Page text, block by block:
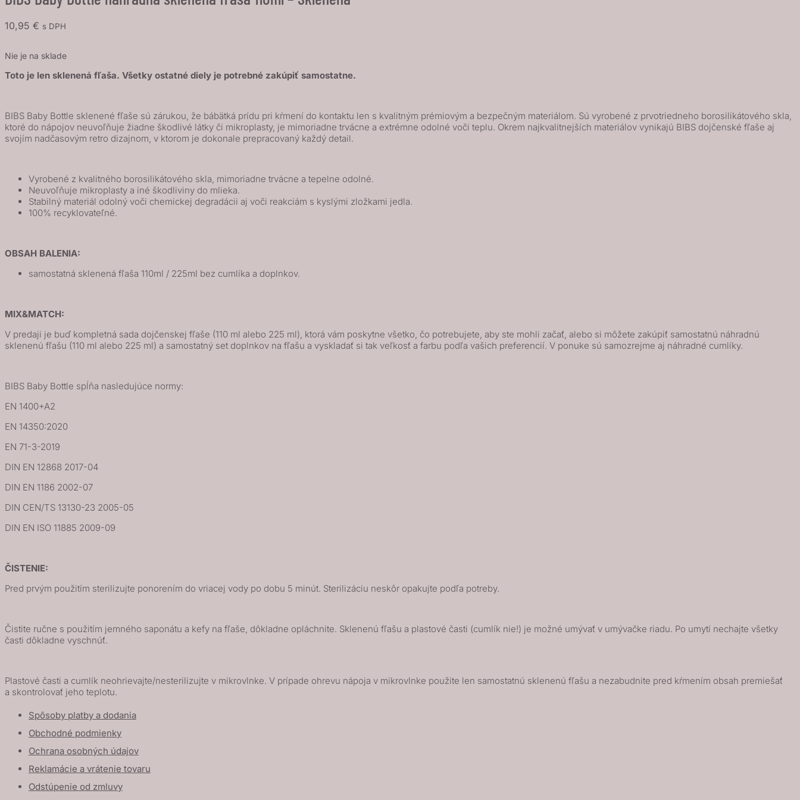
10,95 € s DPH
Nie je na sklade
Toto je len sklenená fľaša. Všetky ostatné diely je potrebné zakúpiť samostatne.
BIBS Baby Bottle sklenené fľaše sú zárukou, že bábätká prídu pri kŕmení do kontaktu len s kvalitným prémiovým a bezpečným materiálom. Sú vyrobené z prvotriedneho borosilikátového skla,
ktoré do nápojov neuvoľňuje žiadne škodlivé látky či mikroplasty, je mimoriadne trvácne a extrémne odolné voči teplu. Okrem najkvalitnejších materiálov vynikajú BIBS dojčenské fľaše aj
svojím nadčasovým retro dizajnom, v ktorom je dokonale prepracovaný každý detail.
Vyrobené z kvalitného borosilikátového skla, mimoriadne trvácne a tepelne odolné.
Neuvoľňuje mikroplasty a iné škodliviny do mlieka.
Stabilný materiál odolný voči chemickej degradácii aj voči reakciám s kyslými zložkami jedla.
100% recyklovateľné.
OBSAH BALENIA:
samostatná sklenená fľaša 110ml / 225ml bez cumlíka a doplnkov.
MIX&MATCH:
V predaji je buď kompletná sada dojčenskej fľaše (110 ml alebo 225 ml), ktorá vám poskytne všetko, čo potrebujete, aby ste mohli začať, alebo si môžete zakúpiť samostatnú náhradnú
sklenenú fľašu (110 ml alebo 225 ml) a samostatný set doplnkov na fľašu a vyskladať si tak veľkosť a farbu podľa vašich preferencií. V ponuke sú samozrejme aj náhradné cumlíky.
BIBS Baby Bottle spĺňa nasledujúce normy:
EN 1400+A2
EN 14350:2020
EN 71-3-2019
DIN EN 12868 2017-04
DIN EN 1186 2002-07
DIN CEN/TS 13130-23 2005-05
DIN EN ISO 11885 2009-09
ČISTENIE:
Pred prvým použitím sterilizujte ponorením do vriacej vody po dobu 5 minút. Sterilizáciu neskôr opakujte podľa potreby.
Čistite ručne s použitím jemného saponátu a kefy na fľaše, dôkladne opláchnite. Sklenenú fľašu a plastové časti (cumlík nie!) je možné umývať v umývačke riadu. Po umytí nechajte všetky
časti dôkladne vyschnúť.
Plastové časti a cumlík neohrievajte/nesterilizujte v mikrovlnke. V prípade ohrevu nápoja v mikrovlnke použite len samostatnú sklenenú fľašu a nezabudnite pred kŕmením obsah premiešať
a skontrolovať jeho teplotu.
Spôsoby platby a dodania
Obchodné podmienky
Ochrana osobných údajov
Reklamácie a vrátenie tovaru
Odstúpenie od zmluvy